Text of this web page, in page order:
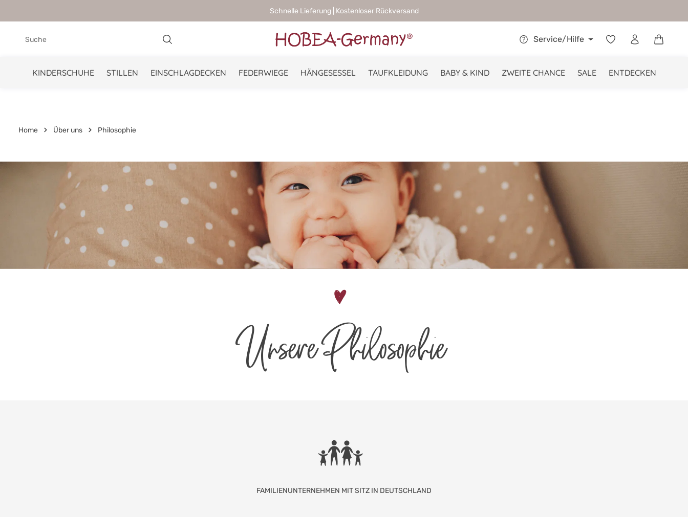
Schnelle Lieferung | Kostenloser Rückversand
Service/Hilfe
KINDERSCHUHE STILLEN EINSCHLAGDECKEN FEDERWIEGE HÄNGESESSEL TAUFKLEIDUNG BABY & KIND ZWEITE CHANCE SALE ENTDECKEN
Home Über uns Philosophie
Unsere Philosophie
FAMILIENUNTERNEHMEN MIT SITZ IN DEUTSCHLAND